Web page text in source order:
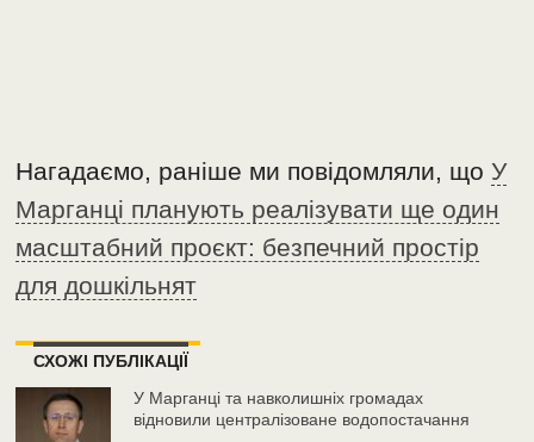
Нагадаємо, раніше ми повідомляли, щоУ
Марганці планують реалізувати ще один
масштабний проєкт: безпечний простір
для дошкільнят
СХОЖІ ПУБЛІКАЦІЇ
У Марганці та навколишніх громадах
відновили централізоване водопостачання